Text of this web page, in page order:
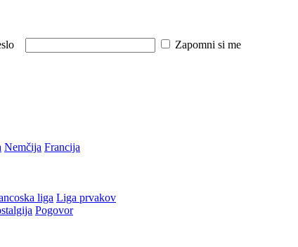
Zapomni si me
Nemčija Francija
liga Liga prvakov
Pogovor